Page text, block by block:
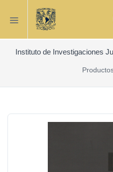
Instituto de Investigaciones